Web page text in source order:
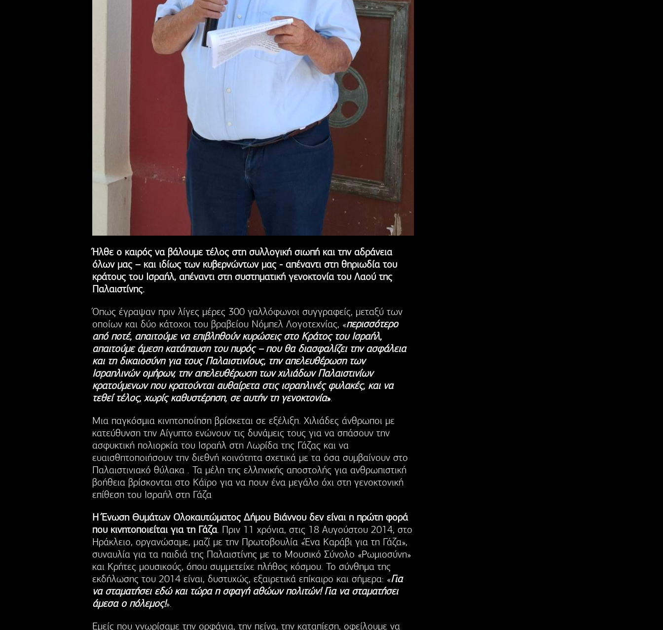
Ήλθε ο καιρός να βάλουμε τέλος στη συλλογική σιωπή και την αδράνεια
όλων μας – και ιδίως των κυβερνώντων μας - απέναντι στη θηριωδία του
κράτους του Ισραήλ, απέναντι στη συστηματική γενοκτονία του Λαού της
Παλαιστίνης.
Όπως έγραψαν πριν λίγες μέρες 300 γαλλόφωνοι συγγραφείς, μεταξύ των
οποίων και δύο κάτοχοι του βραβείου Νόμπελ Λογοτεχνίας, «περισσότερο
από ποτέ, απαιτούμε να επιβληθούν κυρώσεις στο Κράτος του Ισραήλ,
απαιτούμε άμεση κατάπαυση του πυρός – που θα διασφαλίζει την ασφάλεια
και τη δικαιοσύνη για τους Παλαιστινίους, την απελευθέρωση των
Ισραηλινών ομήρων, την απελευθέρωση των χιλιάδων Παλαιστινίων
κρατούμενων που κρατούνται αυθαίρετα στις ισραηλινές φυλακές, και να
τεθεί τέλος, χωρίς καθυστέρηση, σε αυτήν τη γενοκτονία».
Μια παγκόσμια κινητοποίηση βρίσκεται σε εξέλιξη. Χιλιάδες άνθρωποι με
κατεύθυνση την Αίγυπτο ενώνουν τις δυνάμεις τους για να σπάσουν την
ασφυκτική πολιορκία του Ισραήλ στη Λωρίδα της Γάζας και να
ευαισθητοποιήσουν την διεθνή κοινότητα σχετικά με τα όσα συμβαίνουν στο
Παλαιστινιακό θύλακα . Τα μέλη της ελληνικής αποστολής για ανθρωπιστική
βοήθεια βρίσκονται στο Κάϊρο για να πουν ένα μεγάλο όχι στη γενοκτονική
επίθεση του Ισραήλ στη Γάζα
Η Ένωση Θυμάτων Ολοκαυτώματος Δήμου Βιάννου δεν είναι η πρώτη φορά
που κινητοποιείται για τη Γάζα. Πριν 11 χρόνια, στις 18 Αυγούστου 2014, στο
Ηράκλειο, οργανώσαμε, μαζί με την Πρωτοβουλία «Ένα Καράβι για τη Γάζα»,
συναυλία για τα παιδιά της Παλαιστίνης με το Μουσικό Σύνολο «Ρωμιοσύνη»
και Κρήτες μουσικούς, όπου συμμετείχε πλήθος κόσμου. Το σύνθημα της
εκδήλωσης του 2014 είναι, δυστυχώς, εξαιρετικά επίκαιρο και σήμερα: «Για
να σταματήσει εδώ και τώρα η σφαγή αθώων πολιτών! Για να σταματήσει
άμεσα ο πόλεμος!».
Εμείς που γνωρίσαμε την ορφάνια, την πείνα, την καταπίεση, οφείλουμε να